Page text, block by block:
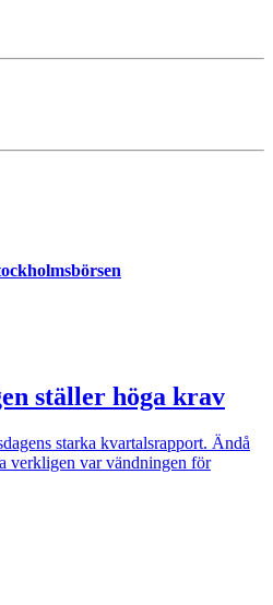
ställer höga krav
starka kvartalsrapport. Ändå
verkligen var vändningen för